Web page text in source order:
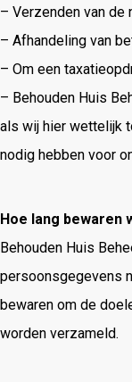
– Verzenden van de
– Afhandeling van
– Om een
– Behouden Huis
als wij hier wettelijk
nodig hebben voor
Hoe lang bewaren
Behouden Huis
persoonsgegevens
bewaren om de
worden verzameld.